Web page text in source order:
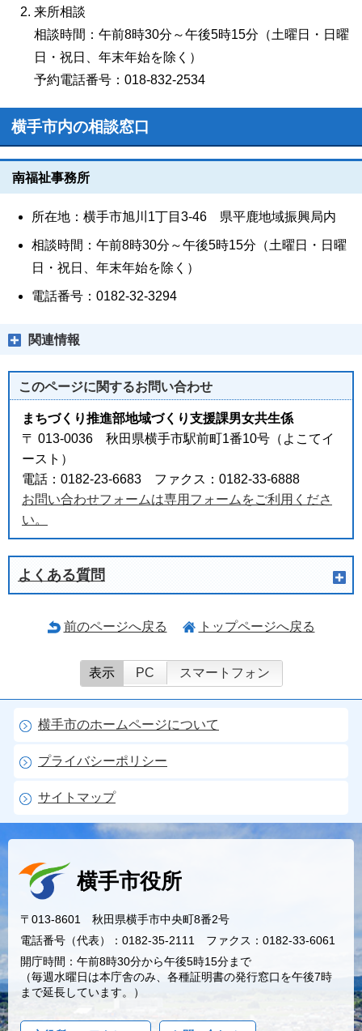
来所相談
相談時間：午前8時30分～午後5時15分（土曜日・日曜
日・祝日、年末年始を除く）
予約電話番号：018-832-2534
横手市内の相談窓口
南福祉事務所
所在地：横手市旭川1丁目3-46 県平鹿地域振興局内
相談時間：午前8時30分～午後5時15分（土曜日・日曜
日・祝日、年末年始を除く）
電話番号：0182-32-3294
関連情報
このページに関するお問い合わせ
まちづくり推進部地域づくり支援課男女共生係
〒 013-0036 秋田県横手市駅前町1番10号（よこてイ
ースト）
電話：0182-23-6683 ファクス：0182-33-6888
お問い合わせフォームは専用フォームをご利用くださ
い。
よくある質問
前のページへ戻る トップページへ戻る
表示 PC スマートフォン
横手市のホームページについて
プライバシーポリシー
サイトマップ
横手市役所
〒013-8601 秋田県横手市中央町8番2号
電話番号（代表）：0182-35-2111 ファクス：0182-33-6061
開庁時間：午前8時30分から午後5時15分まで
（毎週水曜日は本庁舎のみ、各種証明書の発行窓口を午後7時
まで延長しています。）